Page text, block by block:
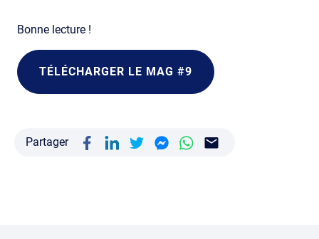
Bonne lecture !
TÉLÉCHARGER LE MAG #9
Partager